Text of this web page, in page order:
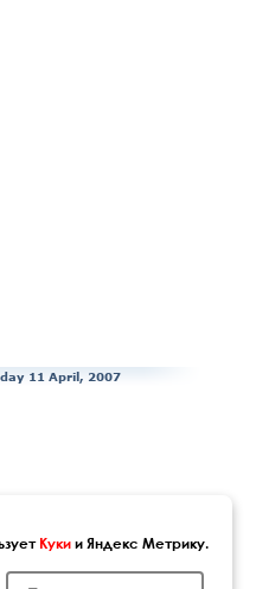
11 April, 2007
Кукии Яндекс Метрику.